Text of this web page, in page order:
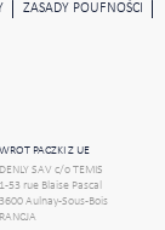
ZASADY POUFNOŚCI
PACZKI Z UE
SAV c/o TEMIS
53 rue Blaise Pascal
Aulnay-Sous-Bois